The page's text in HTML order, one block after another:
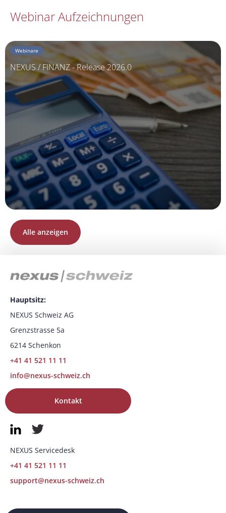
Webinar Aufzeichnungen
Webinare
NEXUS / FINANZ - Release 2026.0
Alle anzeigen
Hauptsitz:
NEXUS Schweiz AG
Grenzstrasse 5a
6214 Schenkon
+41 41 521 11 11
info@nexus-schweiz.ch
Kontakt
NEXUS Servicedesk
+41 41 521 11 11
support@nexus-schweiz.ch